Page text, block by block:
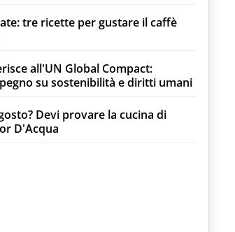
tre ricette per gustare il caffè
all'UN Global Compact:
su sostenibilità e diritti umani
Devi provare la cucina di
D'Acqua